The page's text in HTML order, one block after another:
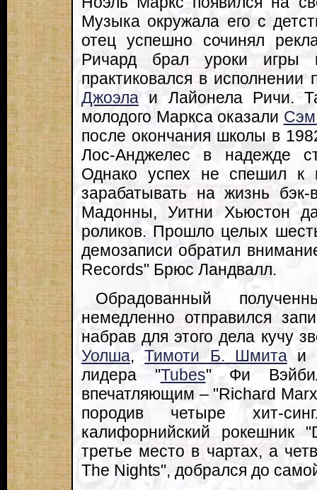
Музыка окружала его с
отец успешно сочинял
Ричард брал уроки
практиковался в
Джоэлаи Лайонела Ричи.
молодого Маркса оказали Сэм
после окончания школы в
Лос-Анджелес в надежде
Однако успех не спешил к
зарабатывать на жизнь
Мадонны, Уитни Хьюстон
роликов. Прошло целых
демозаписи обратил
Records" Брюс Ландвалл.
Обрадованный
немедленно отправился
набрав для этого дела кучу
Уолша,Тимоти Б. Шмитаи
лидера "Tubes" Фи
впечатляющим – "Richard
породив четыре хит-
калифорнийский рокешник
третье место в чартах, а
The Nights", добрался до